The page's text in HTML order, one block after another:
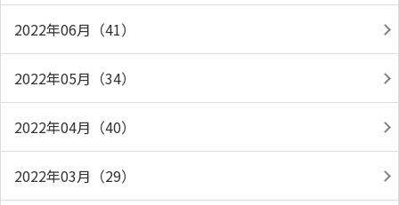
2022年06月（41）
2022年05月（34）
2022年04月（40）
2022年03月（29）